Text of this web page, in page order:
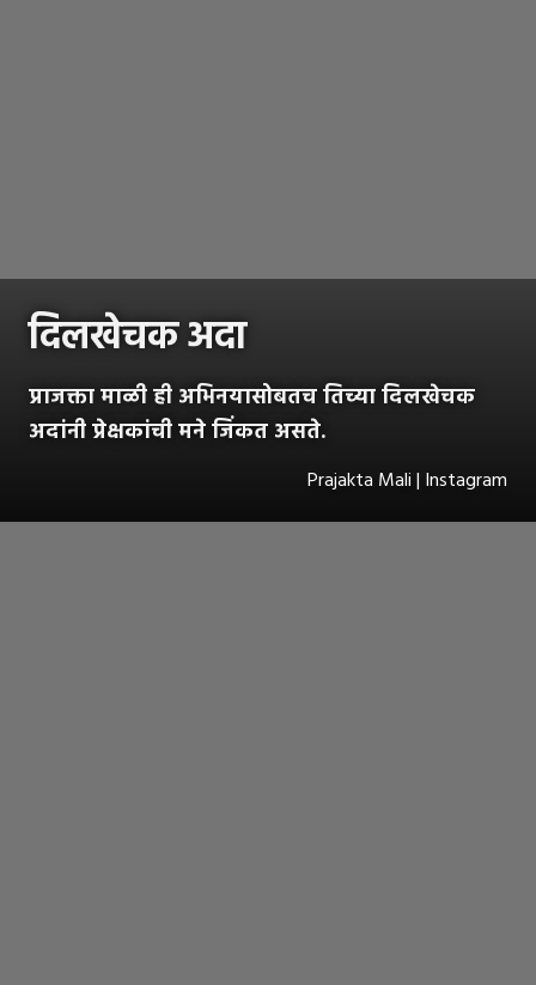
दिलखेचक अदा
प्राजक्ता माळी ही अभिनयासोबतच तिच्या दिलखेचक
अदांनी प्रेक्षकांची मने जिंकत असते.
Prajakta Mali | Instagram